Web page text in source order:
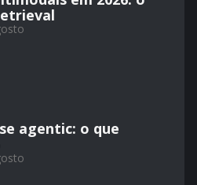
agentic: o que